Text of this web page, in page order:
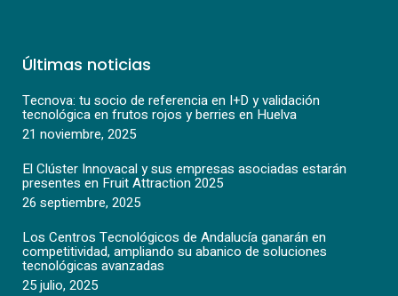
Últimas noticias
Tecnova: tu socio de referencia en I+D y validación
tecnológica en frutos rojos y berries en Huelva
21 noviembre, 2025
El Clúster Innovacal y sus empresas asociadas estarán
presentes en Fruit Attraction 2025
26 septiembre, 2025
Los Centros Tecnológicos de Andalucía ganarán en
competitividad, ampliando su abanico de soluciones
tecnológicas avanzadas
25 julio, 2025